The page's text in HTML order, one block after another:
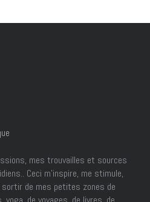
mes trouvailles et sources
Ceci m'inspire, me stimule,
de mes petites zones de